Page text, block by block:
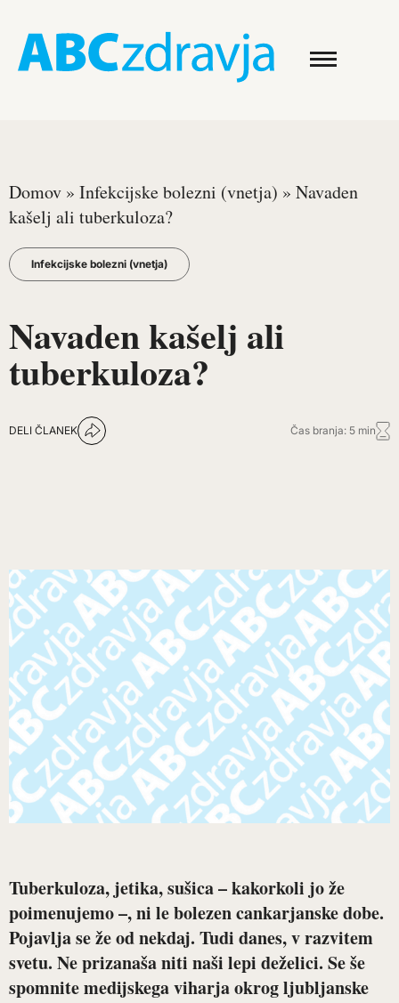
Domov » Infekcijske bolezni (vnetja) » Navaden
kašelj ali tuberkuloza?
Infekcijske bolezni (vnetja)
Navaden kašelj ali
tuberkuloza?
DELI ČLANEK Čas branja: 5 min
Tuberkuloza, jetika, sušica – kakorkoli jo že
poimenujemo –, ni le bolezen cankarjanske dobe.
Pojavlja se že od nekdaj. Tudi danes, v razvitem
svetu. Ne prizanaša niti naši lepi deželici. Se še
spomnite medijskega viharja okrog ljubljanske